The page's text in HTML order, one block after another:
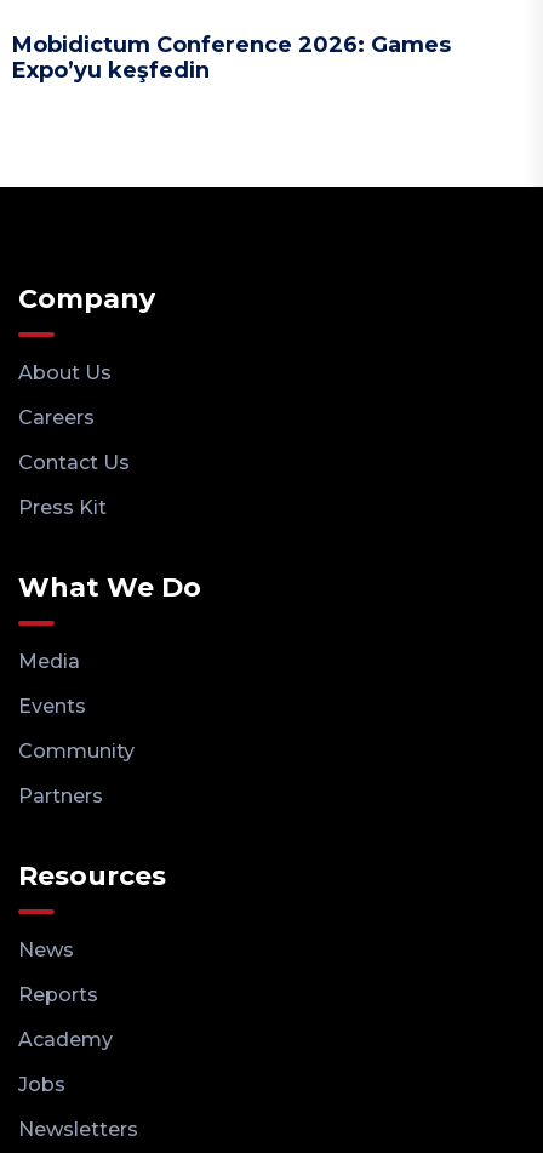
Mobidictum Conference 2026: Games
Expo’yu keşfedin
Company
About Us
Careers
Contact Us
Press Kit
What We Do
Media
Events
Community
Partners
Resources
News
Reports
Academy
Jobs
Newsletters